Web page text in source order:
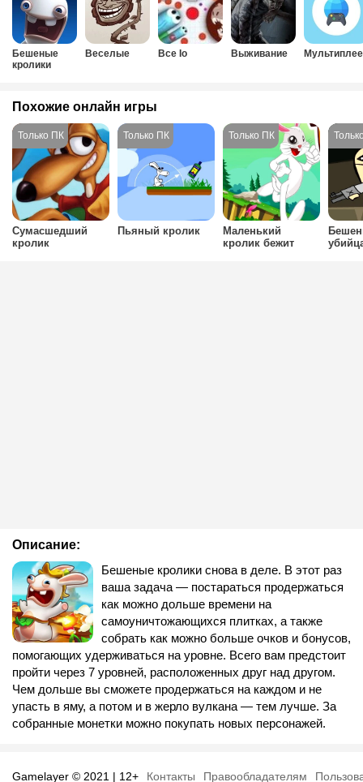
Бешеные
кролики
Веселые Все Io Выживание
Описание:
Бешеные кролики снова в деле. В этот раз
ваша задача — постараться продержаться
как можно дольше времени на
самоуничтожающихся плитках, а также
собрать как можно больше очков и бонусов,
помогающих удерживаться на уровне. Всего вам предстоит
пройти через 7 уровней, расположенных друг над другом.
Чем дольше вы сможете продержаться на каждом и не
упасть в яму, а потом и в жерло вулкана — тем лучше. За
собранные монетки можно покупать новых персонажей.
Похожие онлайн игры
Сумасшедший
кролик
Пьяный кролик
Маленький
кролик бежит
Gamelayer © 2021 | 12+ Контакты Правообладателям